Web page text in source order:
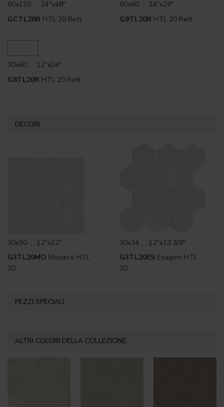
60x120 . 24"x48"
GCTL20R HTL 20 Rett.
60x60 . 24"x24"
G9TL20R HTL 20 Rett.
30x60 . 12"x24"
G8TL20R HTL 20 Rett.
DECORI
30x30 . 12"x12"
G3TL20MO Mosaico HTL
20
30x34 . 12"x13 3/8"
G3TL20ES Esagoni HTL
20
PEZZI SPECIALI
ALTRI COLORI DELLA COLLEZIONE